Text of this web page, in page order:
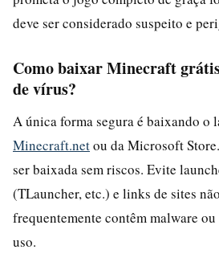
deve ser considerado suspeito e
Como baixar Minecraft
de vírus?
A única forma segura é baixando o
Minecraft.netou da Microsoft
ser baixada sem riscos. Evite
(TLauncher, etc.) e links de sites
frequentemente contêm malware
uso.